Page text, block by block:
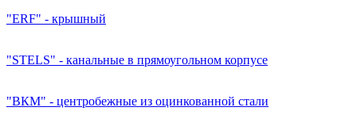
"ERF" - крышный
"STELS" - канальные в прямоугольном корпусе
"ВКМ" - центробежные из оцинкованной стали